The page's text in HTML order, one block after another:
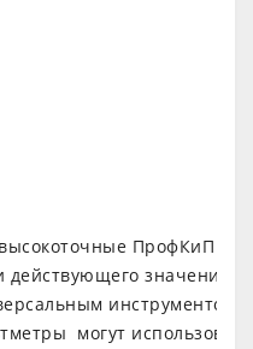
ПрофКиП
действующего значения
инструментом
могут